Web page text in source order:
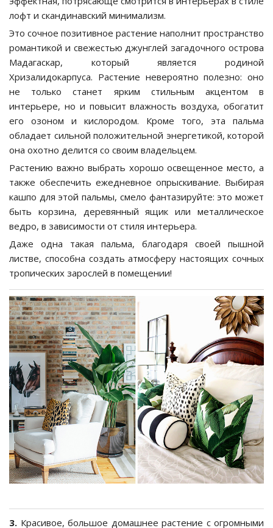
лофт и скандинавский минимализм.
Это сочное позитивное растение наполнит пространство
романтикой и свежестью джунглей загадочного острова
Мадагаскар, который является родиной
Хризалидокарпуса. Растение невероятно полезно: оно
не только станет ярким стильным акцентом в
интерьере, но и повысит влажность воздуха, обогатит
его озоном и кислородом. Кроме того, эта пальма
обладает сильной положительной энергетикой, которой
она охотно делится со своим владельцем.
Растению важно выбрать хорошо освещенное место, а
также обеспечить ежедневное опрыскивание. Выбирая
кашпо для этой пальмы, смело фантазируйте: это может
быть корзина, деревянный ящик или металлическое
ведро, в зависимости от стиля интерьера.
Даже одна такая пальма, благодаря своей пышной
листве, способна создать атмосферу настоящих сочных
тропических зарослей в помещении!
3. Красивое, большое домашнее растение с огромными